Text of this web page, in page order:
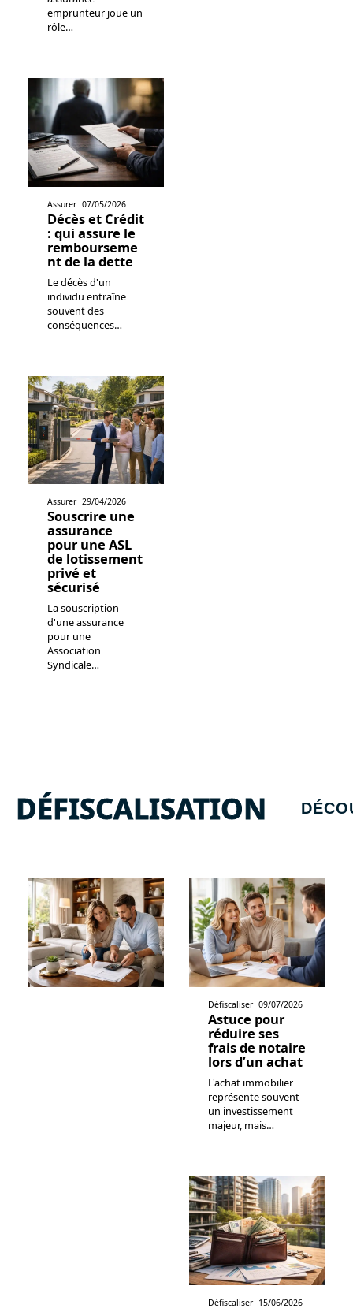
emprunteur joue un
rôle…
Assurer 07/05/2026
Décès et Crédit
: qui assure le
rembourseme
nt de la dette
Le décès d'un
individu entraîne
souvent des
conséquences…
Assurer 29/04/2026
Souscrire une
assurance
pour une ASL
de lotissement
privé et
sécurisé
La souscription
d'une assurance
pour une
Association
Syndicale…
DÉFISCALISATION
Défiscaliser 09/07/2026
Astuce pour
réduire ses
frais de notaire
lors d’un achat
L'achat immobilier
représente souvent
un investissement
majeur, mais…
Défiscaliser 15/06/2026